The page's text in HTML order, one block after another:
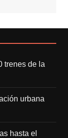
trenes de la
urbana
hasta el